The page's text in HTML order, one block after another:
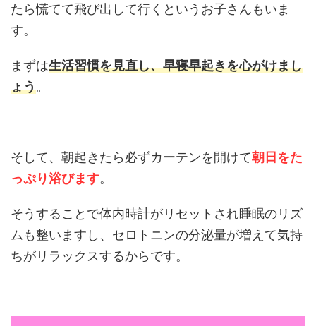
たら慌てて飛び出して行くというお子さんもいま
す。
まずは生活習慣を見直し、早寝早起きを心がけまし
ょう。
そして、朝起きたら必ずカーテンを開けて朝日をた
っぷり浴びます。
そうすることで体内時計がリセットされ睡眠のリズ
ムも整いますし、セロトニンの分泌量が増えて気持
ちがリラックスするからです。